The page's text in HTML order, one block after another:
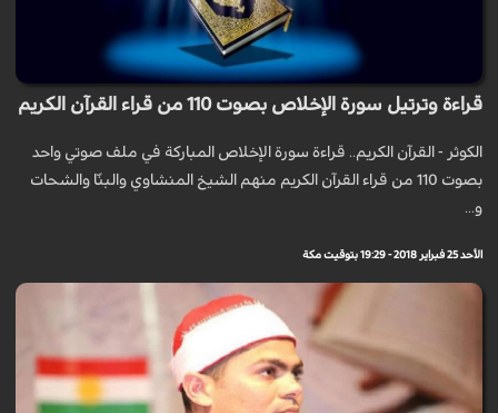
قراءة وترتيل سورة الإخلاص بصوت 110 من قراء القرآن الكريم
الكوثر - القرآن الكريم.. قراءة سورة الإخلاص المباركة في ملف صوتي واحد
بصوت 110 من قراء القرآن الكريم منهم الشيخ المنشاوي والبنّا والشحات
و...
الأحد 25 فبراير 2018 - 19:29 بتوقيت مكة